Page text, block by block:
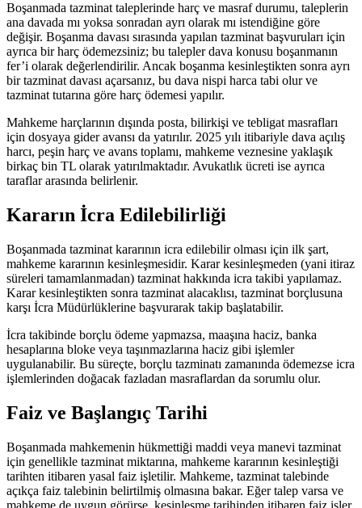
Boşanmada tazminat taleplerinde harç ve masraf durumu, taleplerin
ana davada mı yoksa sonradan ayrı olarak mı istendiğine göre
değişir. Boşanma davası sırasında yapılan tazminat başvuruları için
ayrıca bir harç ödemezsiniz; bu talepler dava konusu boşanmanın
fer’i olarak değerlendirilir. Ancak boşanma kesinleştikten sonra ayrı
bir tazminat davası açarsanız, bu dava nispi harca tabi olur ve
tazminat tutarına göre harç ödemesi yapılır.
Mahkeme harçlarının dışında posta, bilirkişi ve tebligat masrafları
için dosyaya gider avansı da yatırılır. 2025 yılı itibariyle dava açılış
harcı, peşin harç ve avans toplamı, mahkeme veznesine yaklaşık
birkaç bin TL olarak yatırılmaktadır. Avukatlık ücreti ise ayrıca
taraflar arasında belirlenir.
Kararın İcra Edilebilirliği
Boşanmada tazminat kararının icra edilebilir olması için ilk şart,
mahkeme kararının kesinleşmesidir. Karar kesinleşmeden (yani itiraz
süreleri tamamlanmadan) tazminat hakkında icra takibi yapılamaz.
Karar kesinleştikten sonra tazminat alacaklısı, tazminat borçlusuna
karşı İcra Müdürlüklerine başvurarak takip başlatabilir.
İcra takibinde borçlu ödeme yapmazsa, maaşına haciz, banka
hesaplarına bloke veya taşınmazlarına haciz gibi işlemler
uygulanabilir. Bu süreçte, borçlu tazminatı zamanında ödemezse icra
işlemlerinden doğacak fazladan masraflardan da sorumlu olur.
Faiz ve Başlangıç Tarihi
Boşanmada mahkemenin hükmettiği maddi veya manevi tazminat
için genellikle tazminat miktarına, mahkeme kararının kesinleştiği
tarihten itibaren yasal faiz işletilir. Mahkeme, tazminat talebinde
açıkça faiz talebinin belirtilmiş olmasına bakar. Eğer talep varsa ve
mahkeme de uygun görürse, kesinleşme tarihinden itibaren faiz işler.